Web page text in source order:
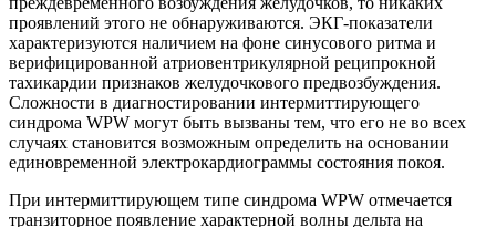
проявлений этого не обнаруживаются. ЭКГ-показатели
характеризуются наличием на фоне синусового ритма и
верифицированной атриовентрикулярной реципрокной
тахикардии признаков желудочкового предвозбуждения.
Сложности в диагностировании интермиттирующего
синдрома WPW могут быть вызваны тем, что его не во всех
случаях становится возможным определить на основании
единовременной электрокардиограммы состояния покоя.
При интермиттирующем типе синдрома WPW отмечается
транзиторное появление характерной волны дельта на